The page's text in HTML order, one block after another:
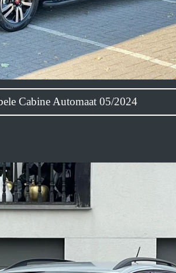
Dubbele Cabine Automaat